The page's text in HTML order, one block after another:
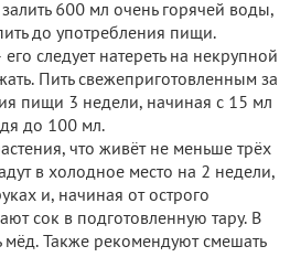
600 мл очень горячей воды,
до употребления пищи.
следует натереть на некрупной
Пить свежеприготовленным за
пищи 3 недели, начиная с 15 мл
до 100 мл.
что живёт не меньше трёх
в холодное место на 2 недели,
и, начиная от острого
сок в подготовленную тару. В
Также рекомендуют смешать